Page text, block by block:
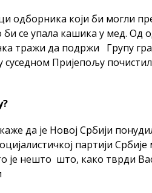
одборника који би могли
се упала кашика у мед. Од
тражи да подржи Групу
суседном Пријепољу
да је Новој Србији
партији
је нешто што, како тврди